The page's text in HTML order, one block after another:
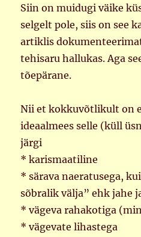
Siin on muidugi väike
selgelt pole, siis on see
artiklis
tehisaru hallukas. Aga
tõepärane.
Nii et kokkuvõtlikult on
ideaalmees selle (küll
järgi
* karismaatiline
* särava naeratusega,
sõbralik välja” ehk jahe
* vägeva rahakotiga
* vägevate lihastega